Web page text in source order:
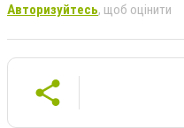
Авторизуйтесь, щоб оцінити